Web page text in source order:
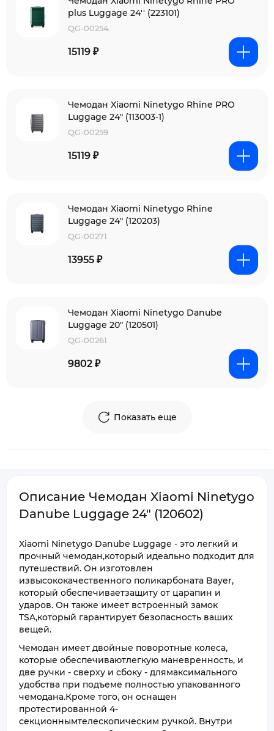
plus Luggage 24'' (223101)
QG-00254
15119 ₽
Чемодан Xiaomi Ninetygo Rhine PRO
Luggage 24" (113003-1)
QG-00259
15119 ₽
Чемодан Xiaomi Ninetygo Rhine
Luggage 24" (120203)
QG-00271
13955 ₽
Чемодан Xiaomi Ninetygo Danube
Luggage 20" (120501)
QG-00261
9802 ₽
Показать еще
Описание Чемодан Xiaomi Ninetygo
Danube Luggage 24" (120602)
Xiaomi Ninetygo Danube Luggage - это легкий и
прочный чемодан,который идеально подходит для
путешествий. Он изготовлен
извысококачественного поликарбоната Bayer,
который обеспечиваетзащиту от царапин и
ударов. Он также имеет встроенный замок
TSA,который гарантирует безопасность ваших
вещей.
Чемодан имеет двойные поворотные колеса,
которые обеспечиваютлегкую маневренность, и
две ручки - сверху и сбоку - длямаксимального
удобства при подъеме полностью упакованного
чемодана.Кроме того, он оснащен
протестированной 4-
секционнымтелескопическим ручкой. Внутри